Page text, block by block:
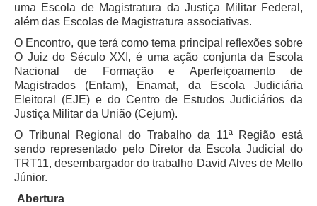
Transparência
Portal Transparência
Gestão
Audiências e Sessões
Serviço de Informação ao Cidadão
Ouvidoria
Tecnologia da Informação e Comunicação
uma Escola de Magistratura da Justiça Militar Federal,
além das Escolas de Magistratura associativas.
O Encontro, que terá como tema principal reflexões sobre
O Juiz do Século XXI, é uma ação conjunta da Escola
Nacional de Formação e Aperfeiçoamento de
Magistrados (Enfam), Enamat, da Escola Judiciária
Eleitoral (EJE) e do Centro de Estudos Judiciários da
Justiça Militar da União (Cejum).
O Tribunal Regional do Trabalho da 11ª Região está
sendo representado pelo Diretor da Escola Judicial do
TRT11, desembargador do trabalho David Alves de Mello
Júnior.
Abertura